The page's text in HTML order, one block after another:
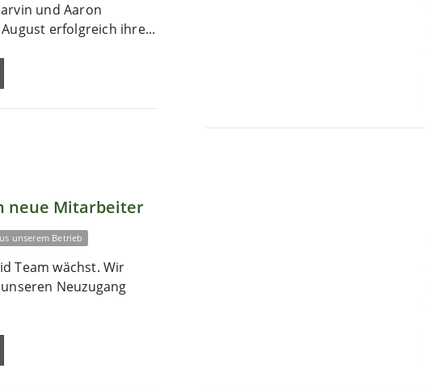
und Aaron
erfolgreich ihre...
neue Mitarbeiter
unserem Betrieb
Team wächst. Wir
Neuzugang